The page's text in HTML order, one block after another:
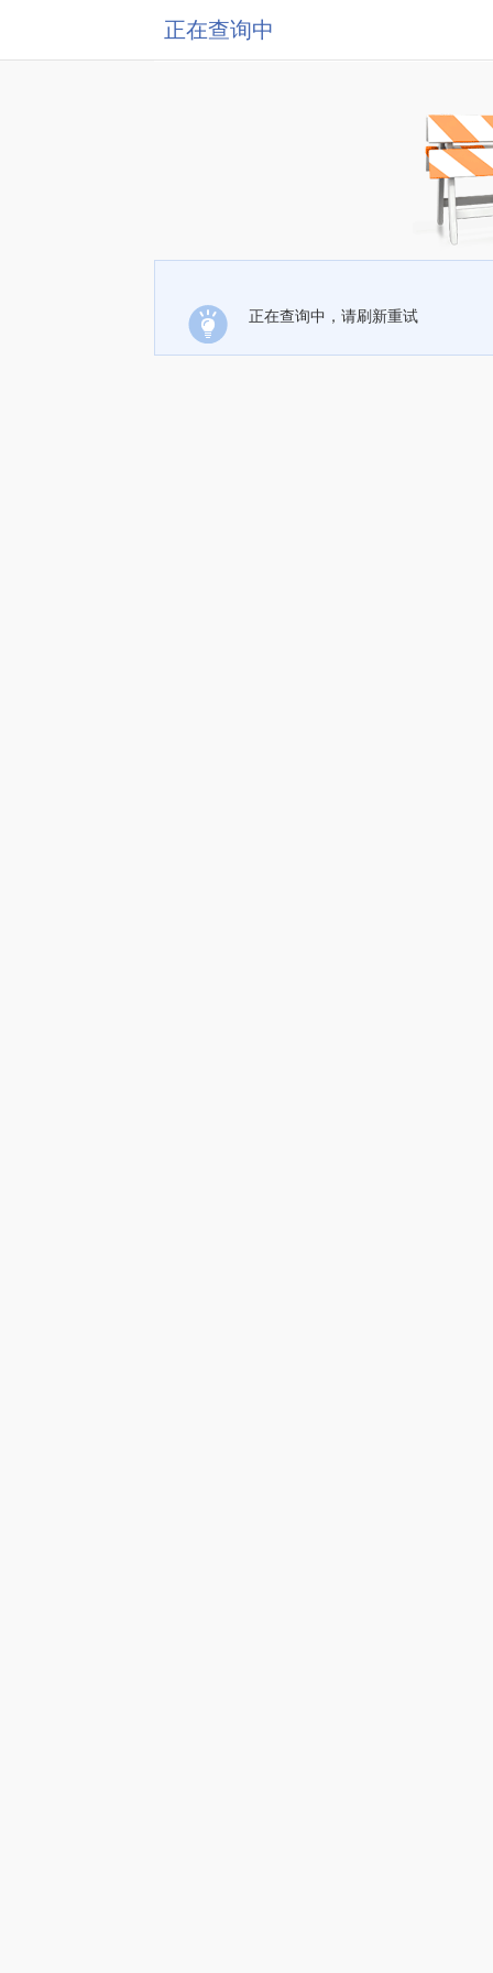
正在查询中
正在查询中，请刷新重试